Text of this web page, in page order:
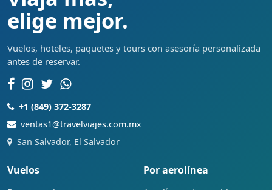
elige mejor.
Vuelos, hoteles, paquetes y tours con asesoría personalizada
antes de reservar.
+1 (849) 372-3287
ventas1@travelviajes.com.mx
San Salvador, El Salvador
Vuelos Por aerolínea